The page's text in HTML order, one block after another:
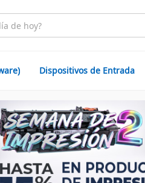
Dispositivos de Entrada